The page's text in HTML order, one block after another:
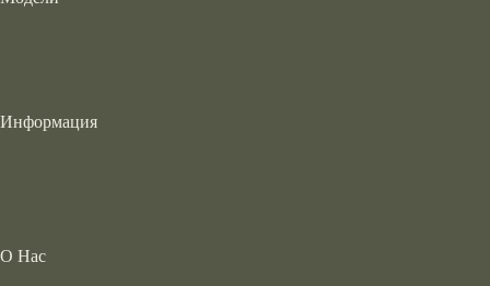
Информация
О Нас